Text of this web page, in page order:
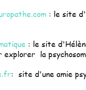
: le site
: le site
explorer la
: site d'une amie